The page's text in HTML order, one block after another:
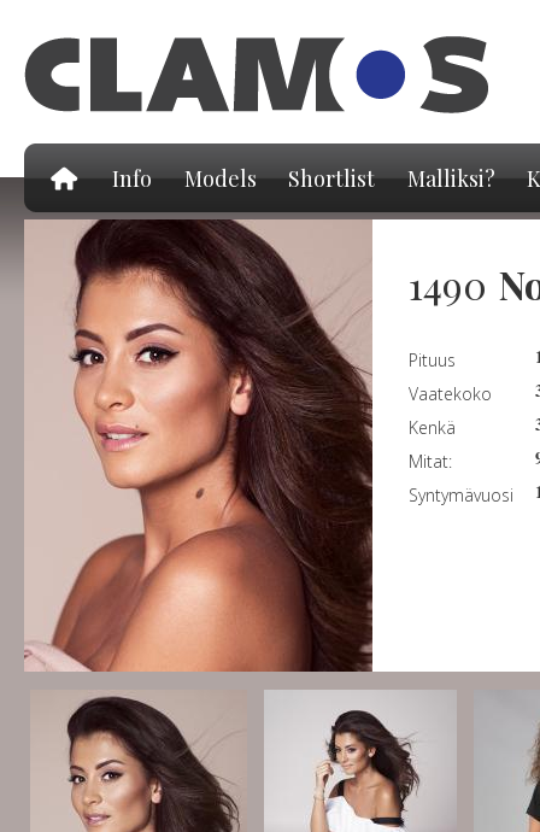
Info Models Shortlist Malliksi?
1490
Pituus
Vaatekoko
Kenkä
Mitat:
Syntymävuosi